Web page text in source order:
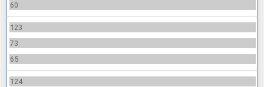
60
123
73
65
124